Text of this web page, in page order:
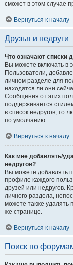
сможет в этом случае
Вернуться к началу
Друзья и недруги
Что означают списки
Вы можете включать в
Пользователи,
личном разделе для
находятся ли они
Сообщения от этих
поддерживается
в список недругов, то
по умолчанию.
Вернуться к началу
Как мне добавлять/
недругов?
Вы можете добавлять
профиле каждого
друзей или недругов.
личного раздела,
можете также удалять
же странице.
Вернуться к началу
Поиск по